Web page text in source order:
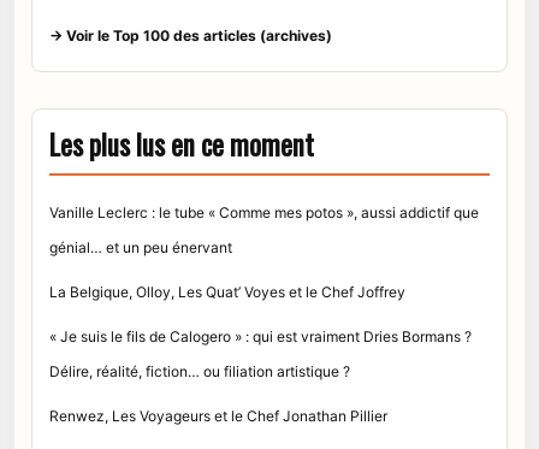
→ Voir le Top 100 des articles (archives)
Les plus lus en ce moment
Vanille Leclerc : le tube « Comme mes potos », aussi addictif que
génial… et un peu énervant
La Belgique, Olloy, Les Quat’ Voyes et le Chef Joffrey
« Je suis le fils de Calogero » : qui est vraiment Dries Bormans ?
Délire, réalité, fiction… ou filiation artistique ?
Renwez, Les Voyageurs et le Chef Jonathan Pillier